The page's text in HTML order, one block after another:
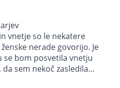
vnetje so le nekatere
nerade govorijo. Je
se bom posvetila vnetju
sem nekoč zasledila…